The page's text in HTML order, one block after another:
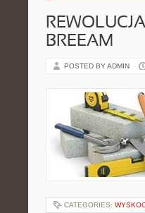
BREEAM
POSTED BY ADMIN
CATEGORIES: